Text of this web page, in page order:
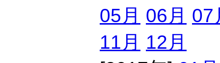
05月 06月 07
11月 12月